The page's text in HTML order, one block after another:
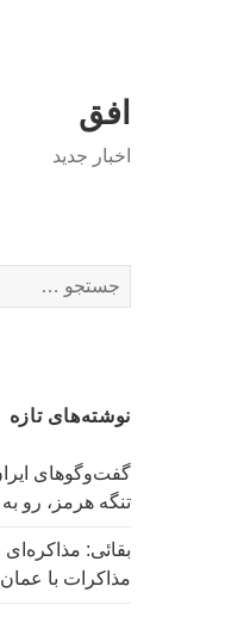
افق
اخبار جدید
برای:
نوشته‌های تازه
گفت‌وگوهای
تنگه هرمز، رو
بقائی: مذاکره‌ای
مذاکرات با عمان